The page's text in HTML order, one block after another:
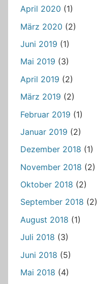
April 2020 (1)
März 2020 (2)
Juni 2019 (1)
Mai 2019 (3)
April 2019 (2)
März 2019 (2)
Februar 2019 (1)
Januar 2019 (2)
Dezember 2018 (1)
November 2018 (2)
Oktober 2018 (2)
September 2018 (2)
August 2018 (1)
Juli 2018 (3)
Juni 2018 (5)
Mai 2018 (4)